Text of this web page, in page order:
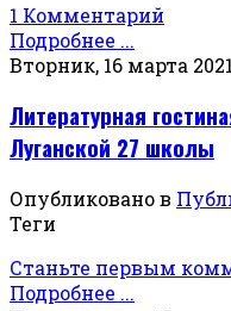
1 Комментарий
Подробнее ...
Вторник, 16 марта
Литературная
Луганской 27 школы
Опубликовано в
Теги
Станьте первым
Подробнее ...